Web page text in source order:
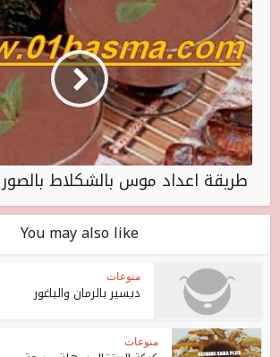
طريقة اعداد موس بالشكلاط بالصور
You may also like
منوعات
ديسير بالرمان والياغور
منوعات